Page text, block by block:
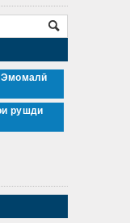
Эмомалӣ
рушди